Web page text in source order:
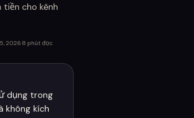
tiền cho kênh
2026·8 phút đọc
dụng trong
không kích